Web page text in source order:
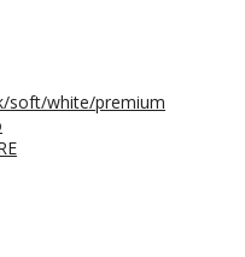
soft/white/premium